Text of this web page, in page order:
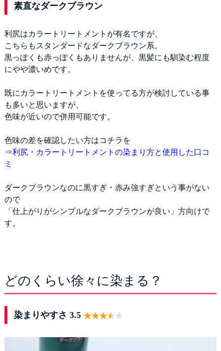
素直なダークブラウン
利尻はカラートリートメントが有名ですが、
こちらもスタンダードなダークブラウン系。
黒っぽくも赤っぽくもありませんが、黒髪にも馴染む程度
にやや濃いめです。
既にカラートリートメントを使ってる方が検討している事
も多いと思いますが、
色味が近いので併用可能です。
色味の差を確認したい方はコチラを
⇒利尻・カラートリートメントの染まり方と使用した口コ
ミ
ダークブラウンなのに黒すぎ・赤み強すぎという事がない
ので
「仕上がりがシンプルなダークブラウンが良い」方向けで
す。
どのくらい徐々に染まる？
染まりやすさ 3.5